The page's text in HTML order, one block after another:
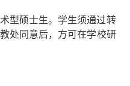
型硕士生。学生须通过转
处同意后，方可在学校研